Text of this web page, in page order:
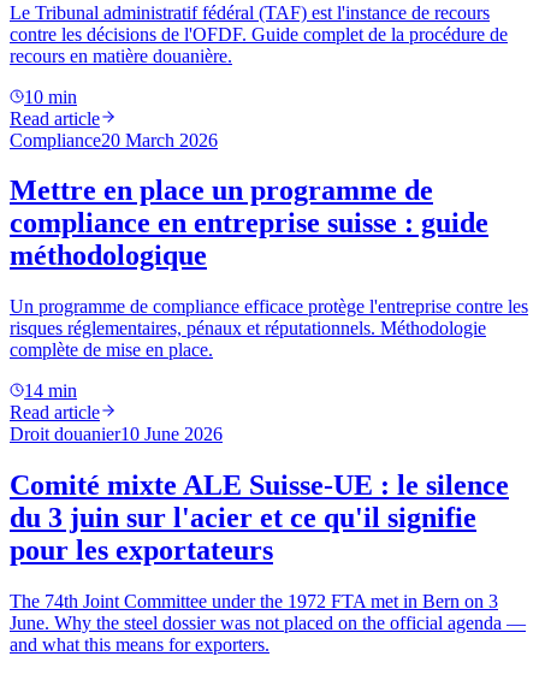
Le Tribunal administratif fédéral (TAF) est l'instance de recours
contre les décisions de l'OFDF. Guide complet de la procédure de
recours en matière douanière.
10 min
Read article
Compliance20 March 2026
Mettre en place un programme de
compliance en entreprise suisse : guide
méthodologique
Un programme de compliance efficace protège l'entreprise contre les
risques réglementaires, pénaux et réputationnels. Méthodologie
complète de mise en place.
14 min
Read article
Droit douanier10 June 2026
Comité mixte ALE Suisse-UE : le silence
du 3 juin sur l'acier et ce qu'il signifie
pour les exportateurs
The 74th Joint Committee under the 1972 FTA met in Bern on 3
June. Why the steel dossier was not placed on the official agenda —
and what this means for exporters.